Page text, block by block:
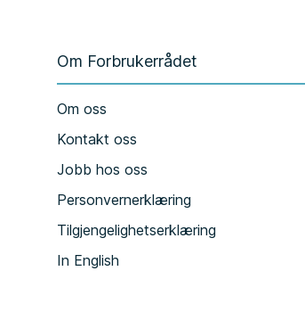
Om Forbrukerrådet
Om oss
Kontakt oss
Jobb hos oss
Personvernerklæring
Tilgjengelighetserklæring
In English